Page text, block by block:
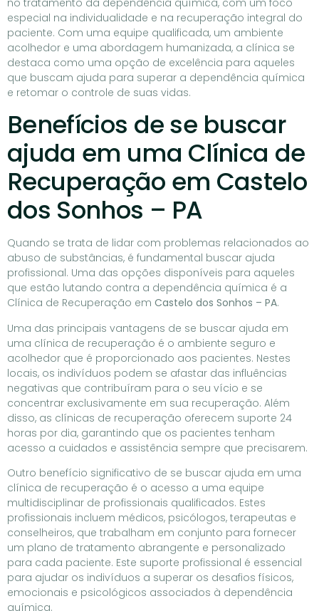
no tratamento da dependência química, com um foco
especial na individualidade e na recuperação integral do
paciente. Com uma equipe qualificada, um ambiente
acolhedor e uma abordagem humanizada, a clínica se
destaca como uma opção de excelência para aqueles
que buscam ajuda para superar a dependência química
e retomar o controle de suas vidas.
Benefícios de se buscar
ajuda em uma Clínica de
Recuperação em Castelo
dos Sonhos – PA
Quando se trata de lidar com problemas relacionados ao
abuso de substâncias, é fundamental buscar ajuda
profissional. Uma das opções disponíveis para aqueles
que estão lutando contra a dependência química é a
Clínica de Recuperação em Castelo dos Sonhos – PA.
Uma das principais vantagens de se buscar ajuda em
uma clínica de recuperação é o ambiente seguro e
acolhedor que é proporcionado aos pacientes. Nestes
locais, os indivíduos podem se afastar das influências
negativas que contribuíram para o seu vício e se
concentrar exclusivamente em sua recuperação. Além
disso, as clínicas de recuperação oferecem suporte 24
horas por dia, garantindo que os pacientes tenham
acesso a cuidados e assistência sempre que precisarem.
Outro benefício significativo de se buscar ajuda em uma
clínica de recuperação é o acesso a uma equipe
multidisciplinar de profissionais qualificados. Estes
profissionais incluem médicos, psicólogos, terapeutas e
conselheiros, que trabalham em conjunto para fornecer
um plano de tratamento abrangente e personalizado
para cada paciente. Este suporte profissional é essencial
para ajudar os indivíduos a superar os desafios físicos,
emocionais e psicológicos associados à dependência
química.